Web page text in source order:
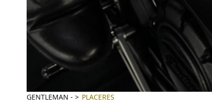
GENTLEMAN - PLACERES